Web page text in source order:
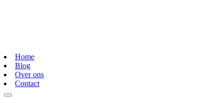
Home
Blog
Over ons
Contact